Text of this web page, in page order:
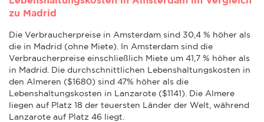
zu Madrid
Die Verbraucherpreise in Amsterdam sind 30,4 % höher als
die in Madrid (ohne Miete). In Amsterdam sind die
Verbraucherpreise einschließlich Miete um 41,7 % höher als
in Madrid. Die durchschnittlichen Lebenshaltungskosten in
den Almeren ($1680) sind 47% höher als die
Lebenshaltungskosten in Lanzarote ($1141). Die Almere
liegen auf Platz 18 der teuersten Länder der Welt, während
Lanzarote auf Platz 46 liegt.